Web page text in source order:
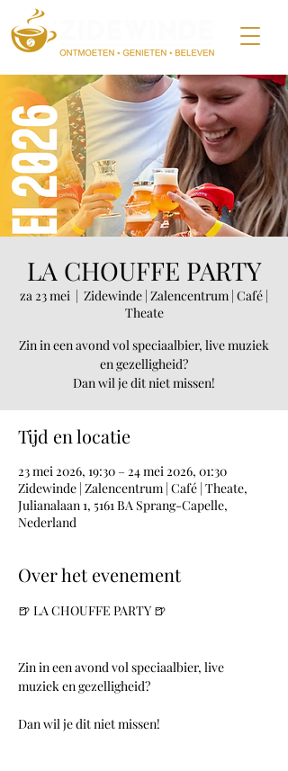
LA CHOUFFE PARTY
za 23 mei
  |
Zidewinde | Zalencentrum | Café |
Theate
Zin in een avond vol speciaalbier, live muziek
en gezelligheid?
Dan wil je dit niet missen!
Tijd en locatie
23 mei 2026, 19:30 – 24 mei 2026, 01:30
Zidewinde | Zalencentrum | Café | Theate,
Julianalaan 1, 5161 BA Sprang-Capelle,
Nederland
Over het evenement
🍺 LA CHOUFFE PARTY 🍺
Zin in een avond vol speciaalbier, live
muziek en gezelligheid?
Dan wil je dit niet missen!